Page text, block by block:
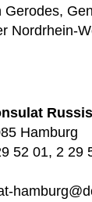
Nordrhein-
Hamburg
52 01, 2 29